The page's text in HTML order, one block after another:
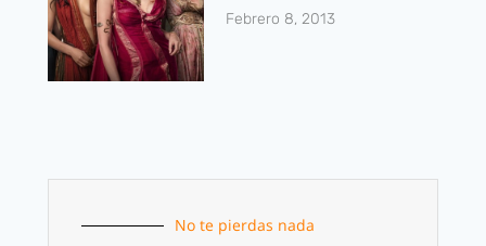
Febrero 8, 2013
No te pierdas nada